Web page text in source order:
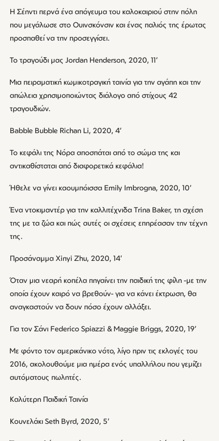
Η Σέηντι περνά ένα απόγευμα του καλοκαιριού στην πόλη
που μεγάλωσε στο Ουινσκόνσιν και ένας παλιός της έρωτας
προσπαθεί να την προσεγγίσει.
Το τραγούδι μας Jordan Henderson, 2020, 11’
Μια πειραματική κωμικοτραγική ταινία για την αγάπη και την
απώλεια χρησιμοποιώντας διάλογο από στίχους 42
τραγουδιών.
Babble Bubble Richan Li, 2020, 4’
Το κεφάλι της Νόρα αποσπάται από το σώμα της και
αντικαθίσταται από διαφορετικά κεφάλια!
Ήθελε να γίνει καουμπόισσα Emily Imbrogna, 2020, 10’
Ένα ντοκιμαντέρ για την καλλιτέχνιδα Trina Baker, τη σχέση
της με τα ζώα και πώς αυτές οι σχέσεις επηρέασαν την τέχνη
της.
Προσάναμμα Xinyi Zhu, 2020, 14’
Όταν μια νεαρή κοπέλα πηγαίνει την παιδική της φίλη -με την
οποία έχουν καιρό να βρεθούν- για να κάνει έκτρωση, θα
αναγκαστούν να δουν πόσο έχουν αλλάξει.
Για τον Σάνι Federico Spiazzi & Maggie Briggs, 2020, 19’
Με φόντο τον αμερικάνικο νότο, λίγο πριν τις εκλογές του
2016, ακολουθούμε μια ημέρα ενός υπαλλήλου που γεμίζει
αυτόματους πωλητές.
Καλύτερη Παιδική Ταινία
Κουνελάκι Seth Byrd, 2020, 5’